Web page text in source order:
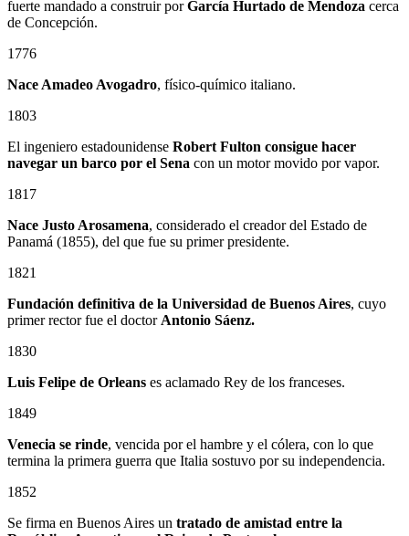
fuerte mandado a construir porGarcía Hurtado de Mendoza cerca
de Concepción.
1776
Nace Amadeo Avogadro, físico-químico italiano.
1803
El ingeniero estadounidense Robert Fulton consigue hacer
navegar un barco por el Sena con un motor movido por vapor.
1817
Nace Justo Arosamena, considerado el creador del Estado de
Panamá (1855), del que fue su primer presidente.
1821
Fundación definitiva de la Universidad de Buenos Aires, cuyo
primer rector fue el doctor Antonio Sáenz.
1830
Luis Felipe de Orleans es aclamado Rey de los franceses.
1849
Venecia se rinde, vencida por el hambre y el cólera, con lo que
termina la primera guerra que Italia sostuvo por su independencia.
1852
Se firma en Buenos Aires un tratado de amistad entre la